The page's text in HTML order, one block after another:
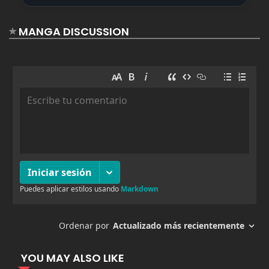
9
agosto 19, 2025 65
MANGA DISCUSSION
YOU MAY ALSO LIKE